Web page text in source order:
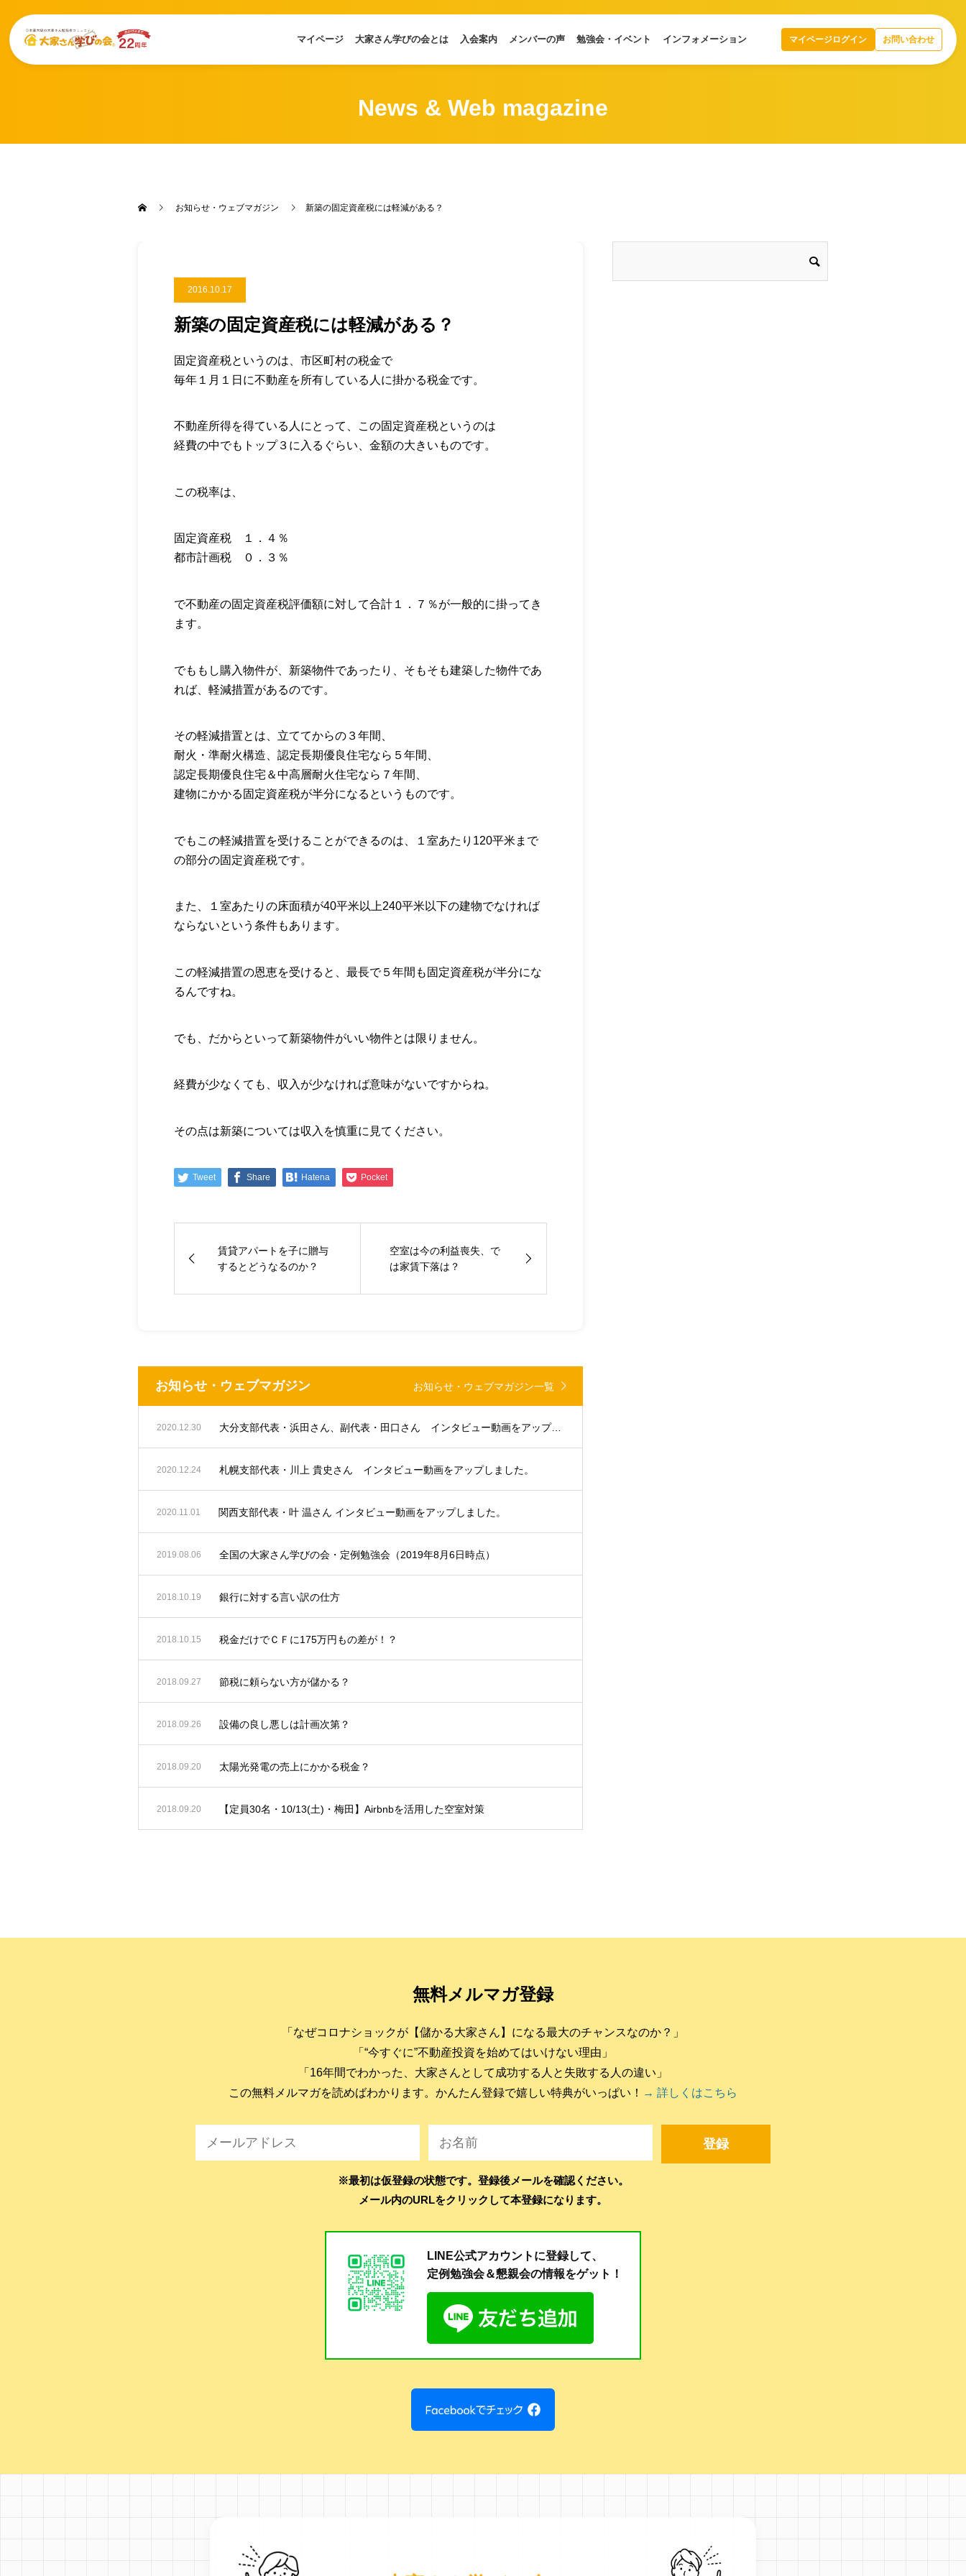
マイページ 大家さん学びの会とは 入会案内 メンバーの声 勉強会・イベント インフォメーション マイページログイン お問い合わせ
News & Web magazine
お知らせ・ウェブマガジン 新築の固定資産税には軽減がある？
2016.10.17
新築の固定資産税には軽減がある？
固定資産税というのは、市区町村の税金で
毎年１月１日に不動産を所有している人に掛かる税金です。
不動産所得を得ている人にとって、この固定資産税というのは
経費の中でもトップ３に入るぐらい、金額の大きいものです。
この税率は、
固定資産税 １．４％
都市計画税 ０．３％
で不動産の固定資産税評価額に対して合計１．７％が一般的に掛ってき
ます。
でももし購入物件が、新築物件であったり、そもそも建築した物件であ
れば、軽減措置があるのです。
その軽減措置とは、立ててからの３年間、
耐火・準耐火構造、認定長期優良住宅なら５年間、
認定長期優良住宅＆中高層耐火住宅なら７年間、
建物にかかる固定資産税が半分になるというものです。
でもこの軽減措置を受けることができるのは、１室あたり120平米まで
の部分の固定資産税です。
また、１室あたりの床面積が40平米以上240平米以下の建物でなければ
ならないという条件もあります。
この軽減措置の恩恵を受けると、最長で５年間も固定資産税が半分にな
るんですね。
でも、だからといって新築物件がいい物件とは限りません。
経費が少なくても、収入が少なければ意味がないですからね。
その点は新築については収入を慎重に見てください。
Tweet Share Hatena Pocket
賃貸アパートを子に贈与
するとどうなるのか？
空室は今の利益喪失、で
は家賃下落は？
お知らせ・ウェブマガジン お知らせ・ウェブマガジン一覧
2020.12.30 大分支部代表・浜田さん、副代表・田口さん インタビュー動画をアップしました。
2020.12.24 札幌支部代表・川上 貴史さん インタビュー動画をアップしました。
2020.11.01 関西支部代表・叶 温さん インタビュー動画をアップしました。
2019.08.06 全国の大家さん学びの会・定例勉強会（2019年8月6日時点）
2018.10.19 銀行に対する言い訳の仕方
2018.10.15 税金だけでＣＦに175万円もの差が！？
2018.09.27 節税に頼らない方が儲かる？
2018.09.26 設備の良し悪しは計画次第？
2018.09.20 太陽光発電の売上にかかる税金？
2018.09.20 【定員30名・10/13(土)・梅田】Airbnbを活用した空室対策
無料メルマガ登録
「なぜコロナショックが【儲かる大家さん】になる最大のチャンスなのか？」
「“今すぐに”不動産投資を始めてはいけない理由」
「16年間でわかった、大家さんとして成功する人と失敗する人の違い」
この無料メルマガを読めばわかります。かんたん登録で嬉しい特典がいっぱい！ → 詳しくはこちら
※最初は仮登録の状態です。登録後メールを確認ください。
メール内のURLをクリックして本登録になります。
LINE公式アカウントに登録して、
定例勉強会＆懇親会の情報をゲット！